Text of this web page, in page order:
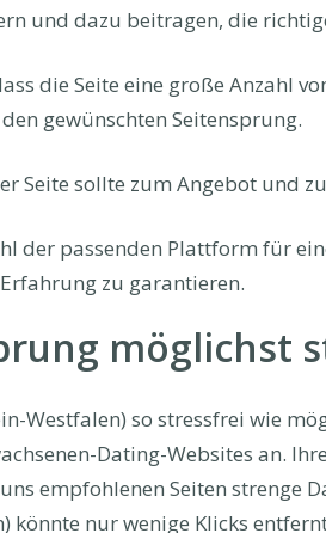
und dazu beitragen, die
die Seite eine große Anzahl
gewünschten Seitensprung.
Seite sollte zum Angebot und
der passenden Plattform für
zu garantieren.
möglichst
Westfalen) so stressfrei wie
Dating-Websites an.
empfohlenen Seiten strenge
nur wenige Klicks